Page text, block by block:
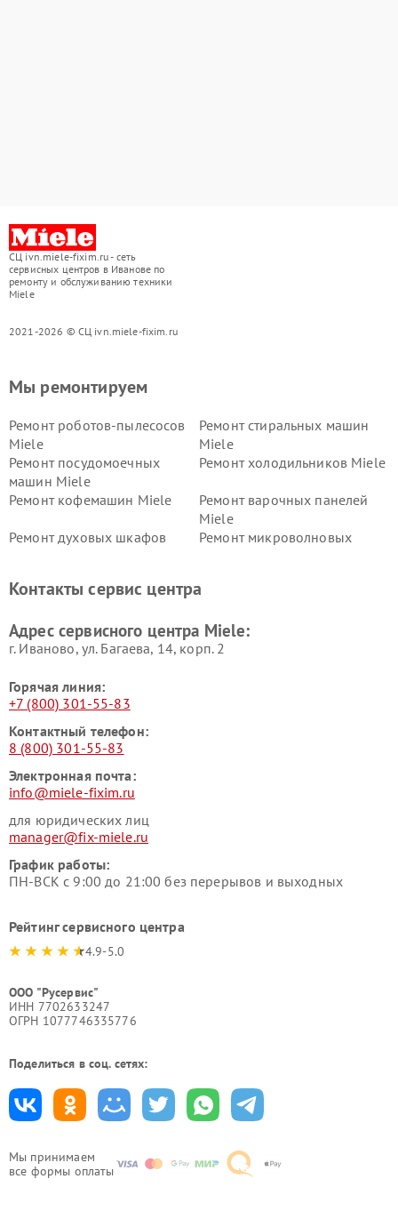
СЦ ivn.miele-fixim.ru - сеть
сервисных центров в Иванове по
ремонту и обслуживанию техники
Miele
2021-2026 © СЦ ivn.miele-fixim.ru
Мы принимаем
все формы оплаты
Мы ремонтируем
Ремонт роботов-пылесосов
Miele
Ремонт стиральных машин
Miele
Ремонт посудомоечных
машин Miele
Ремонт холодильников Miele
Ремонт кофемашин Miele
Ремонт варочных панелей
Miele
Ремонт духовых шкафов
Ремонт микроволновых
Miele
Miele
пылесосов Miele
Контакты сервис центра
Адрес сервисного центра Miele:
г. Иваново, ул. Багаева, 14, корп. 2
Горячая линия:
+7 (800) 301-55-83
Контактный телефон:
8 (800) 301-55-83
Электронная почта:
info@miele-fixim.ru
для юридических лиц
manager@fix-miele.ru
График работы:
ПН-ВСК с 9:00 до 21:00 без перерывов и выходных
Рейтинг сервисного центра
4.9-5.0
ООО "Русервис"
ИНН 7702633247
ОГРН 1077746335776
Поделиться в соц. сетях: